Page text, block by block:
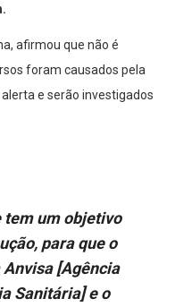
afirmou que não é
foram causados pela
e serão investigados
tem um objetivo
para que o
[Agência
Sanitária] e o